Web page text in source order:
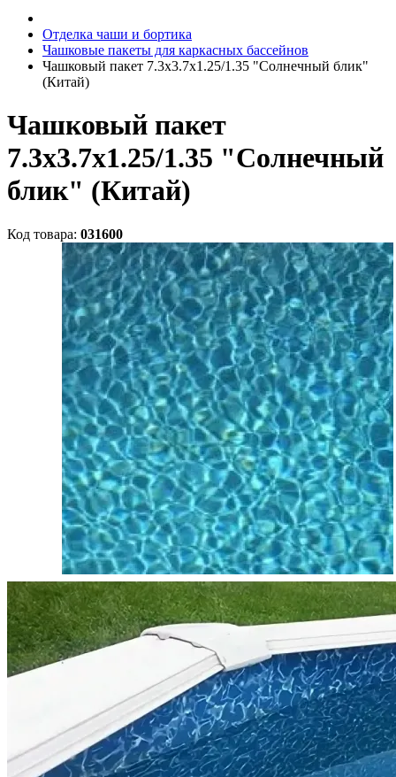
Отделка чаши и бортика
Чашковые пакеты для каркасных бассейнов
Чашковый пакет 7.3х3.7х1.25/1.35 "Солнечный блик"
(Китай)
Чашковый пакет
7.3х3.7х1.25/1.35 "Солнечный
блик" (Китай)
Код товара: 031600